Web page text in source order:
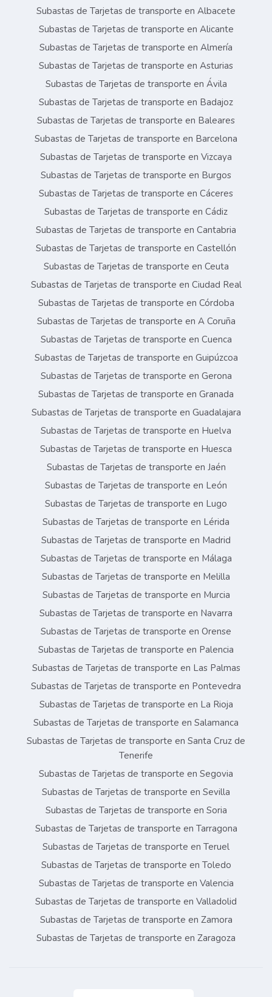
Subastas de Tarjetas de transporte en Albacete
Subastas de Tarjetas de transporte en Alicante
Subastas de Tarjetas de transporte en Almería
Subastas de Tarjetas de transporte en Asturias
Subastas de Tarjetas de transporte en Ávila
Subastas de Tarjetas de transporte en Badajoz
Subastas de Tarjetas de transporte en Baleares
Subastas de Tarjetas de transporte en Barcelona
Subastas de Tarjetas de transporte en Vizcaya
Subastas de Tarjetas de transporte en Burgos
Subastas de Tarjetas de transporte en Cáceres
Subastas de Tarjetas de transporte en Cádiz
Subastas de Tarjetas de transporte en Cantabria
Subastas de Tarjetas de transporte en Castellón
Subastas de Tarjetas de transporte en Ceuta
Subastas de Tarjetas de transporte en Ciudad Real
Subastas de Tarjetas de transporte en Córdoba
Subastas de Tarjetas de transporte en A Coruña
Subastas de Tarjetas de transporte en Cuenca
Subastas de Tarjetas de transporte en Guipúzcoa
Subastas de Tarjetas de transporte en Gerona
Subastas de Tarjetas de transporte en Granada
Subastas de Tarjetas de transporte en Guadalajara
Subastas de Tarjetas de transporte en Huelva
Subastas de Tarjetas de transporte en Huesca
Subastas de Tarjetas de transporte en Jaén
Subastas de Tarjetas de transporte en León
Subastas de Tarjetas de transporte en Lugo
Subastas de Tarjetas de transporte en Lérida
Subastas de Tarjetas de transporte en Madrid
Subastas de Tarjetas de transporte en Málaga
Subastas de Tarjetas de transporte en Melilla
Subastas de Tarjetas de transporte en Murcia
Subastas de Tarjetas de transporte en Navarra
Subastas de Tarjetas de transporte en Orense
Subastas de Tarjetas de transporte en Palencia
Subastas de Tarjetas de transporte en Las Palmas
Subastas de Tarjetas de transporte en Pontevedra
Subastas de Tarjetas de transporte en La Rioja
Subastas de Tarjetas de transporte en Salamanca
Subastas de Tarjetas de transporte en Santa Cruz de
Tenerife
Subastas de Tarjetas de transporte en Segovia
Subastas de Tarjetas de transporte en Sevilla
Subastas de Tarjetas de transporte en Soria
Subastas de Tarjetas de transporte en Tarragona
Subastas de Tarjetas de transporte en Teruel
Subastas de Tarjetas de transporte en Toledo
Subastas de Tarjetas de transporte en Valencia
Subastas de Tarjetas de transporte en Valladolid
Subastas de Tarjetas de transporte en Zamora
Subastas de Tarjetas de transporte en Zaragoza